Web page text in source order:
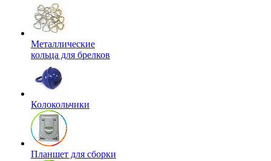
Металлические
кольца для брелков
Колокольчики
Планшет для сборки